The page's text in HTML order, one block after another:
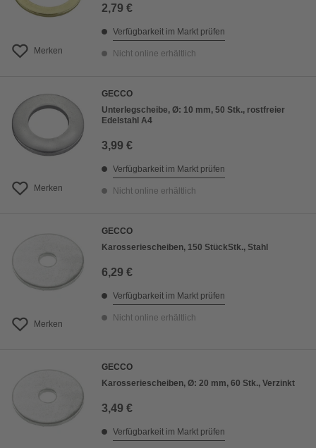
Merken
2,79 €
Verfügbarkeit im Markt prüfen
Nicht online erhältlich
Merken
GECCO
Unterlegscheibe, Ø: 10 mm, 50 Stk., rostfreier
Edelstahl A4
3,99 €
Verfügbarkeit im Markt prüfen
Nicht online erhältlich
Merken
GECCO
Karosseriescheiben, 150 StückStk., Stahl
6,29 €
Verfügbarkeit im Markt prüfen
Nicht online erhältlich
GECCO
Karosseriescheiben, Ø: 20 mm, 60 Stk., Verzinkt
3,49 €
Verfügbarkeit im Markt prüfen